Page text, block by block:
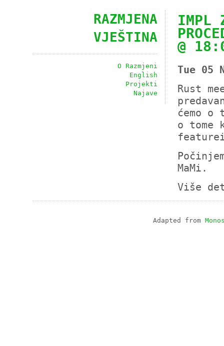
IMPL
@
Tue 05
Rust
ćemo
o tome
MaMi.
Više
RAZMJENA
VJEŠTINA
O Razmjeni
English
Projekti
Najave
Adapted from